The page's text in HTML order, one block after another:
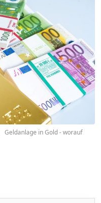
Geldanlage in Gold - worauf